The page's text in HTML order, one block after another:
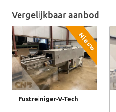
Vergelijkbaar aanbod
Nieuw
Fustreiniger-V-Tech